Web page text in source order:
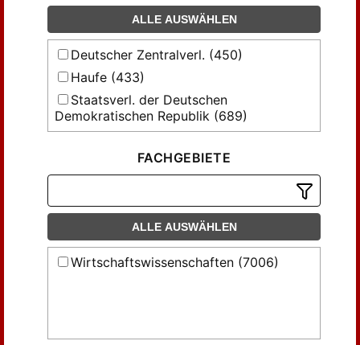
ALLE AUSWÄHLEN
Deutscher Zentralverl. (450)
Haufe (433)
Staatsverl. der Deutschen
Demokratischen Republik (689)
Demokratischen Republik (4903)
VEB Deutscher Zentralverlag (531)
FACHGEBIETE
ALLE AUSWÄHLEN
Wirtschaftswissenschaften (7006)